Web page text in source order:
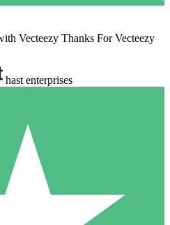
Vecteezy Thanks For Vecteezy
hast enterprises